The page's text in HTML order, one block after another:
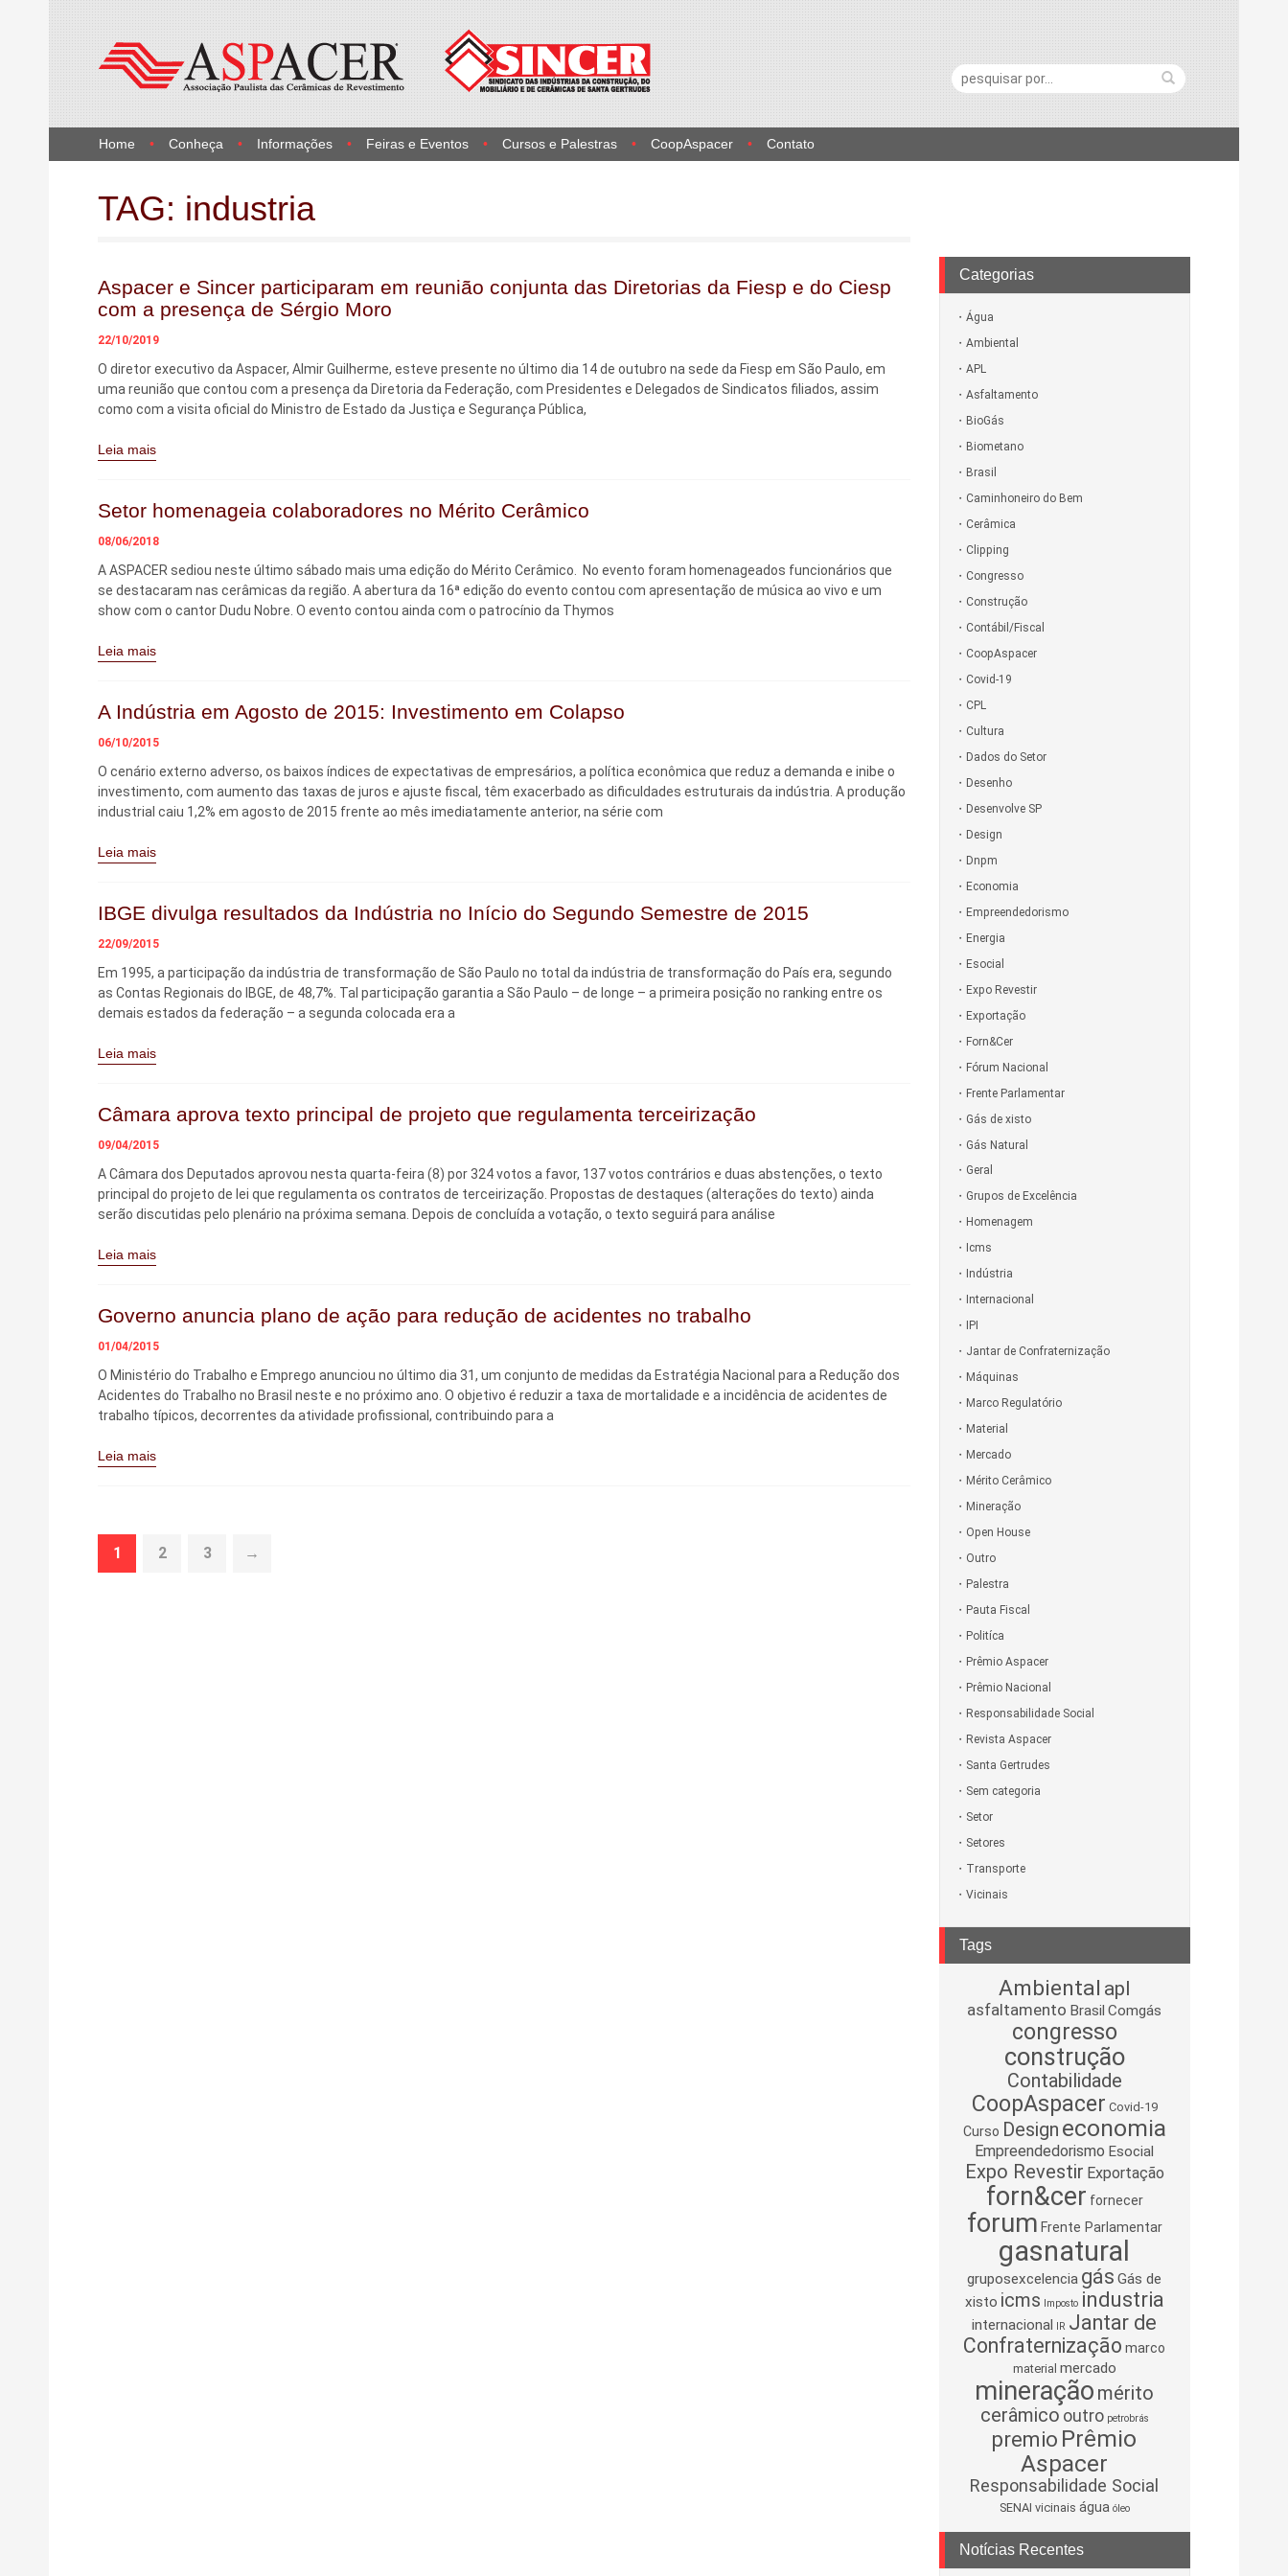
Home Conheça Informações Feiras e Eventos Cursos e Palestras CoopAspacer Contato
Pesquisa:
TAG: industria
Aspacer e Sincer participaram em reunião conjunta das Diretorias da Fiesp e do Ciesp
com a presença de Sérgio Moro
22/10/2019
O diretor executivo da Aspacer, Almir Guilherme, esteve presente no último dia 14 de outubro na sede da Fiesp em São Paulo, em
uma reunião que contou com a presença da Diretoria da Federação, com Presidentes e Delegados de Sindicatos filiados, assim
como com a visita oficial do Ministro de Estado da Justiça e Segurança Pública,
Leia mais
Setor homenageia colaboradores no Mérito Cerâmico
08/06/2018
A ASPACER sediou neste último sábado mais uma edição do Mérito Cerâmico. No evento foram homenageados funcionários que
se destacaram nas cerâmicas da região. A abertura da 16ª edição do evento contou com apresentação de música ao vivo e um
show com o cantor Dudu Nobre. O evento contou ainda com o patrocínio da Thymos
Leia mais
A Indústria em Agosto de 2015: Investimento em Colapso
06/10/2015
O cenário externo adverso, os baixos índices de expectativas de empresários, a política econômica que reduz a demanda e inibe o
investimento, com aumento das taxas de juros e ajuste fiscal, têm exacerbado as dificuldades estruturais da indústria. A produção
industrial caiu 1,2% em agosto de 2015 frente ao mês imediatamente anterior, na série com
Leia mais
IBGE divulga resultados da Indústria no Início do Segundo Semestre de 2015
22/09/2015
Em 1995, a participação da indústria de transformação de São Paulo no total da indústria de transformação do País era, segundo
as Contas Regionais do IBGE, de 48,7%. Tal participação garantia a São Paulo – de longe – a primeira posição no ranking entre os
demais estados da federação – a segunda colocada era a
Leia mais
Câmara aprova texto principal de projeto que regulamenta terceirização
09/04/2015
A Câmara dos Deputados aprovou nesta quarta-feira (8) por 324 votos a favor, 137 votos contrários e duas abstenções, o texto
principal do projeto de lei que regulamenta os contratos de terceirização. Propostas de destaques (alterações do texto) ainda
serão discutidas pelo plenário na próxima semana. Depois de concluída a votação, o texto seguirá para análise
Leia mais
Governo anuncia plano de ação para redução de acidentes no trabalho
01/04/2015
O Ministério do Trabalho e Emprego anunciou no último dia 31, um conjunto de medidas da Estratégia Nacional para a Redução dos
Acidentes do Trabalho no Brasil neste e no próximo ano. O objetivo é reduzir a taxa de mortalidade e a incidência de acidentes de
trabalho típicos, decorrentes da atividade profissional, contribuindo para a
Leia mais
1 2 3 →
Categorias
Água
Ambiental
APL
Asfaltamento
BioGás
Biometano
Brasil
Caminhoneiro do Bem
Cerâmica
Clipping
Congresso
Construção
Contábil/Fiscal
CoopAspacer
Covid-19
CPL
Cultura
Dados do Setor
Desenho
Desenvolve SP
Design
Dnpm
Economia
Empreendedorismo
Energia
Esocial
Expo Revestir
Exportação
Forn&Cer
Fórum Nacional
Frente Parlamentar
Gás de xisto
Gás Natural
Geral
Grupos de Excelência
Homenagem
Icms
Indústria
Internacional
IPI
Jantar de Confraternização
Máquinas
Marco Regulatório
Material
Mercado
Mérito Cerâmico
Mineração
Open House
Outro
Palestra
Pauta Fiscal
Politíca
Prêmio Aspacer
Prêmio Nacional
Responsabilidade Social
Revista Aspacer
Santa Gertrudes
Sem categoria
Setor
Setores
Transporte
Vicinais
Tags
Ambiental apl
asfaltamento Brasil Comgás
congresso
construção
Contabilidade
CoopAspacer Covid-19
Curso Design economia
Empreendedorismo Esocial
Expo Revestir Exportação
forn&cer fornecer
forum Frente Parlamentar
gasnatural
gruposexcelencia gás Gás de
xisto icms Imposto industria
internacional IR Jantar de
Confraternização marco
material mercado
mineração mérito
cerâmico outro petrobrás
premio Prêmio
Aspacer
Responsabilidade Social
SENAI vicinais água óleo
Notícias Recentes